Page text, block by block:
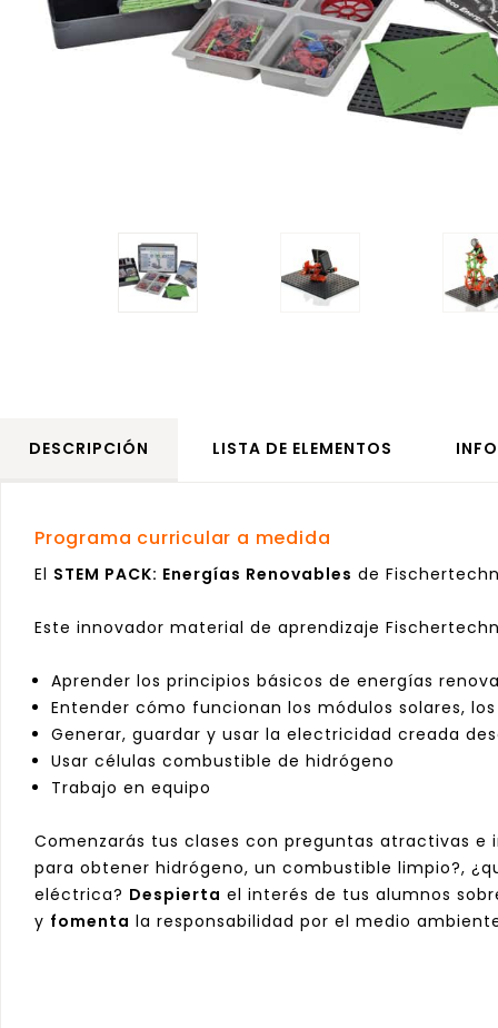
DESCRIPCIÓN LISTA DE ELEMENTOS
Programa curricular a medida
El STEM PACK: Energías Renovables de
Este innovador material de aprendizaje
Aprender los principios básicos de energías
Entender cómo funcionan los módulos solares,
Generar, guardar y usar la electricidad creada
Usar células combustible de hidrógeno
Trabajo en equipo
Comenzarás tus clases con preguntas atractivas
para obtener hidrógeno, un combustible limpio?,
eléctrica? Despierta el interés de tus alumnos
y fomenta la responsabilidad por el medio